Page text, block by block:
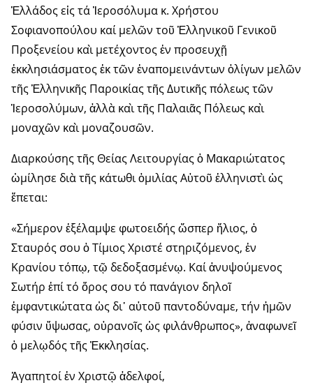
Ἑλλάδος εἰς τά Ἱεροσόλυμα κ. Χρήστου
Σοφιανοπούλου καί μελῶν τοῦ Ἑλληνικοῦ Γενικοῦ
Προξενείου καὶ μετέχοντος ἐν προσευχῇ
ἐκκλησιάσματος ἐκ τῶν ἐναπομεινάντων ὀλίγων μελῶν
τῆς Ἑλληνικῆς Παροικίας τῆς Δυτικῆς πόλεως τῶν
Ἱεροσολύμων, ἀλλὰ καὶ τῆς Παλαιᾶς Πόλεως καὶ
μοναχῶν καὶ μοναζουσῶν.
Διαρκούσης τῆς Θείας Λειτουργίας ὁ Μακαριώτατος
ὡμίλησε διὰ τῆς κάτωθι ὁμιλίας Αὐτοῦ ἑλληνιστὶ ὡς
ἕπεται:
«Σήμερον ἐξέλαμψε φωτοειδής ὥσπερ ἥλιος, ὁ
Σταυρός σου ὁ Τίμιος Χριστέ στηριζόμενος, ἐν
Κρανίου τόπῳ, τῷ δεδοξασμένῳ. Καί ἀνυψούμενος
Σωτήρ ἐπί τό ὄρος σου τό πανάγιον δηλοῖ
ἐμφαντικώτατα ὡς δι᾽ αὐτοῦ παντοδύναμε, τήν ἡμῶν
φύσιν ὕψωσας, οὐρανοῖς ὡς φιλάνθρωπος», ἀναφωνεῖ
ὁ μελῳδός τῆς Ἐκκλησίας.
Ἀγαπητοί ἐν Χριστῷ ἀδελφοί,